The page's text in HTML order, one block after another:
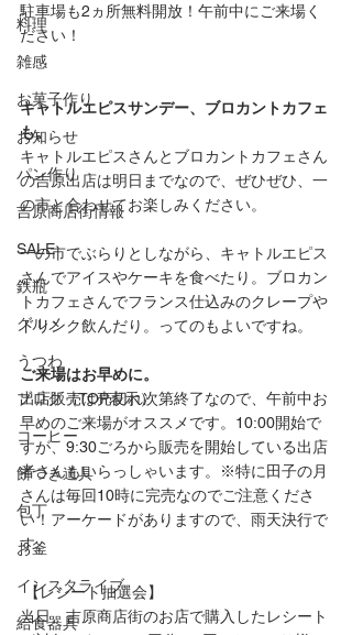
料理
雑感
お菓子作り
お知らせ
パン作り
吉原商店街情報
SALE
鉄瓶
グルメ
うつわ
ブログ（TOP表示）
コーヒー
餅つき道具
包丁
お釜
インスタライブ
給食器具
駐車場も2ヵ所無料開放！午前中にご来場く
ださい！
キャトルエピスサンデー、ブロカントカフェ
も。
キャトルエピスさんとブロカントカフェさん
の吉原出店は明日までなので、ぜひぜひ、一
の市と合わせてお楽しみください。
一の市でぶらりとしながら、キャトルエピス
さんでアイスやケーキを食べたり。ブロカン
トカフェさんでフランス仕込みのクレープや
ドリンク飲んだり。ってのもよいですね。
ご来場はお早めに。
出店販売は売切れ次第終了なので、午前中お
早めのご来場がオススメです。10:00開始で
すが、9:30ごろから販売を開始している出店
者さんもいらっしゃいます。※特に田子の月
さんは毎回10時に完売なのでご注意くださ
い！アーケードがありますので、雨天決行で
す。
【レシート抽選会】
当日、吉原商店街のお店で購入したレシート